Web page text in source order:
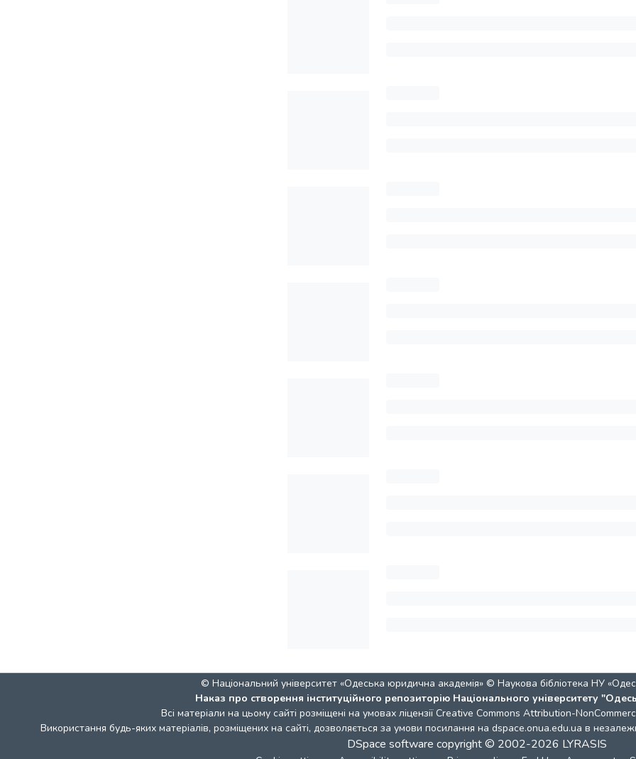
© Національний університет «Одеська юридична академія» © Наукова бібліотека НУ
Наказ про створення інституційного репозиторію Національного університету
Всі матеріали на цьому сайті розміщені на умовах ліцензії Creative Commons Attribution-
Використання будь-яких матеріалів, розміщених на сайті, дозволяється за умови посилання на dspace.onua.edu.ua в
DSpace software copyright © 2002-2026 LYRASIS